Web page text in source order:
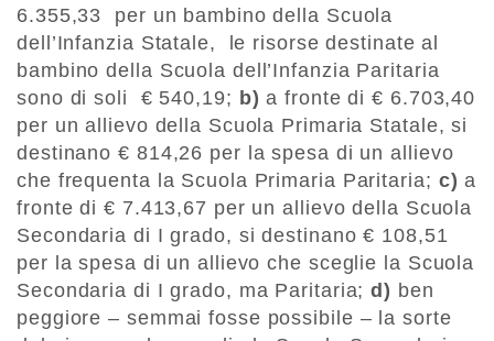
6.355,33 per un bambino della Scuola
dell’Infanzia Statale, le risorse destinate al
bambino della Scuola dell’Infanzia Paritaria
sono di soli € 540,19; b) a fronte di € 6.703,40
per un allievo della Scuola Primaria Statale, si
destinano € 814,26 per la spesa di un allievo
che frequenta la Scuola Primaria Paritaria; c) a
fronte di € 7.413,67 per un allievo della Scuola
Secondaria di I grado, si destinano € 108,51
per la spesa di un allievo che sceglie la Scuola
Secondaria di I grado, ma Paritaria;d) ben
peggiore – semmai fosse possibile – la sorte